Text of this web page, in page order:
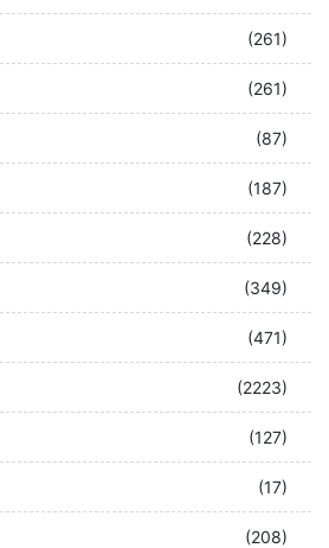
(261)
(261)
(87)
(187)
(228)
(349)
(471)
(2223)
(127)
(17)
(208)